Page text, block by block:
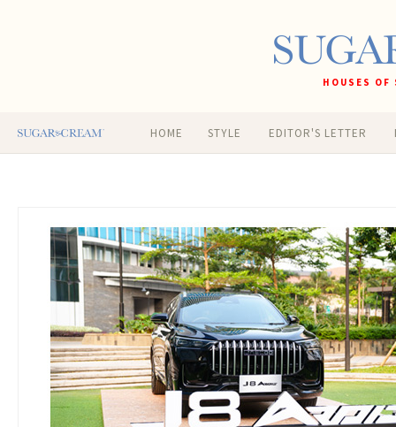
HOUSES
HOME STYLE EDITOR'S LETTER